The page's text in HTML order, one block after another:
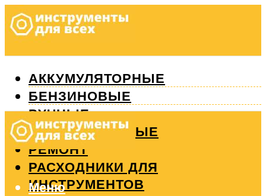
АККУМУЛЯТОРНЫЕ
БЕНЗИНОВЫЕ
РУЧНЫЕ
ИЗМЕРИТЕЛЬНЫЕ
РЕМОНТ
РАСХОДНИКИ ДЛЯ
ИНСТРУМЕНТОВ
Меню